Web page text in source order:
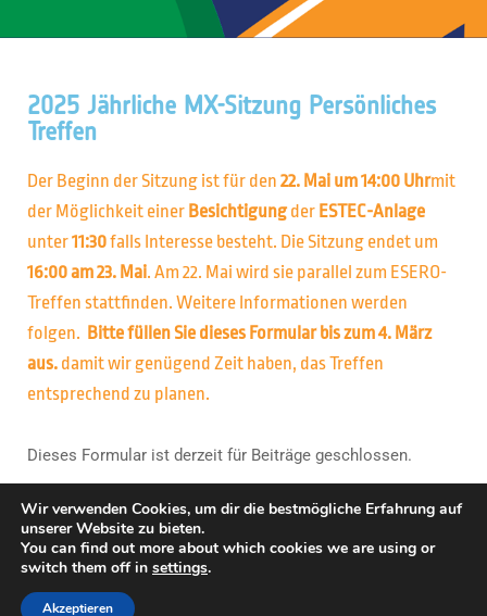
2025 Jährliche MX-Sitzung Persönliches
Treffen
Der Beginn der Sitzung ist für den 22. Mai um 14:00 Uhrmit
der Möglichkeit einer Besichtigungder ESTEC-Anlage
unter11:30falls Interesse besteht. Die Sitzung endet um
16:00 am 23. Mai. Am 22. Mai wird sie parallel zum ESERO-
Treffen stattfinden. Weitere Informationen werden
folgen. Bitte füllen Sie dieses Formular bis zum 4. März
aus. damit wir genügend Zeit haben, das Treffen
entsprechend zu planen.
Dieses Formular ist derzeit für Beiträge geschlossen.
Copyright © Europäische Weltraumorganisation. Alle Rechte
vorbehalten.
Wir verwenden Cookies, um dir die bestmögliche Erfahrung auf
unserer Website zu bieten.
You can find out more about which cookies we are using or
switch them off in settings.
Akzeptieren